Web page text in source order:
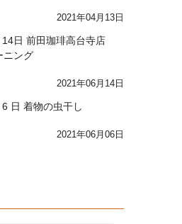
2021年04月13日
14日 前田珈琲高台寺店
ニング
2021年06月14日
日 着物の虫干し
2021年06月06日